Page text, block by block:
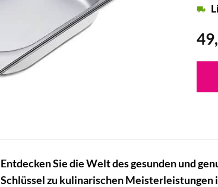
Entdecken Sie die Welt des gesunden und
Schlüssel zu kulinarischen Meisterleistungen